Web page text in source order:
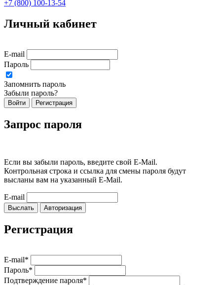
+7 (800) 100-13-54
Личный кабинет
E-mail
Пароль
Запомнить пароль
Забыли пароль?
Войти Регистрация
Запрос пароля
Если вы забыли пароль, введите свой E-Mail.
Контрольная строка и ссылка для смены пароля будут
высланы вам на указанный E-Mail.
E-mail
Выслать Авторизация
Регистрация
E-mail*
Пароль*
Подтверждение пароля*